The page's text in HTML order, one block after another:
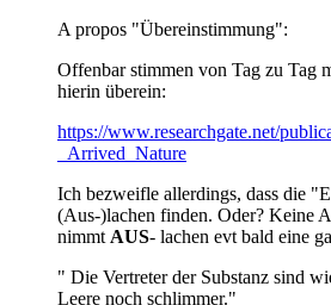
A propos "Übereinstimmung":
Offenbar stimmen von Tag zu Tag
hierin überein:
https://www.researchgate.net/
_Arrived_Nature
Ich bezweifle allerdings, dass die
(Aus-)lachen finden. Oder? Keine
nimmt AUS- lachen evt bald eine
" Die Vertreter der Substanz sind
Leere noch schlimmer."